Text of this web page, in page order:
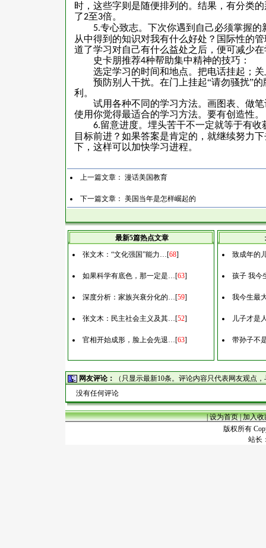
时，这些字则是随便排列的。结果，有分类
了2至3倍。
5.专心致志。下次你遇到自己必须掌握
从中得到的知识对我有什么好处？国际性的
道了学习对自己有什么益处之后，便可减少
史卡朋推荐4种帮助集中精神的技巧：
选定学习的时间和地点。把电话挂起；
预防别人干扰。在门上挂起“请勿骚扰”
利。
试用各种不同的学习方法。画图表、做
使用你觉得最适合的学习方法。要有创造性。
6.留意进度。埋头苦干不一定就等于有
目标前进？如果答案是肯定的，就继续努力
下，这样可以加快学习进程。
上一篇文章： 漫话美国教育
下一篇文章： 美国当年是怎样崛起的
最新5篇热点文章
张文木：“文化强国”能力…[68]
如果科学有底色，那一定是…[63]
深度分析：家族兴衰分化的…[59]
张文木：民主社会主义及其…[52]
官相开始成形，脸上会先退…[63]
致成年的
孩子 我今
我今生最
儿子才是
带孙子不
网友评论：
（只显示最新10条。评论内容只代表网友观点
没有任何评论
|设为首页|加入收
版权所有
站长